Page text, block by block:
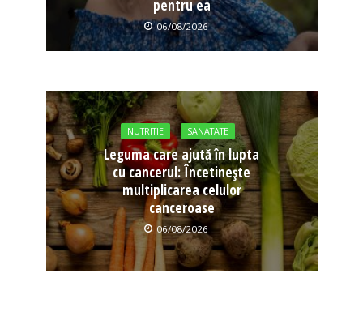
pentru ea
06/08/2026
NUTRITIE SANATATE
Leguma care ajută în lupta
cu cancerul: Încetinește
multiplicarea celulor
canceroase
06/08/2026